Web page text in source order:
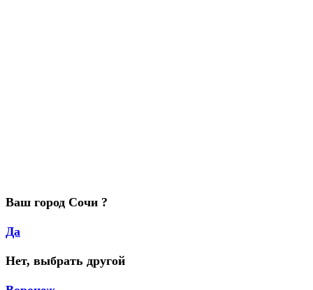
Ваш город Сочи ?
Да
Нет, выбрать другой